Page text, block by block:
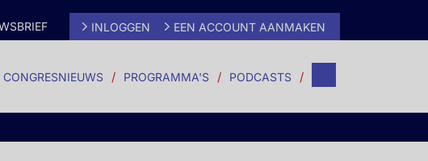
INLOGGEN EEN ACCOUNT AANMAKEN
CONGRESNIEUWS PROGRAMMA'S PODCASTS